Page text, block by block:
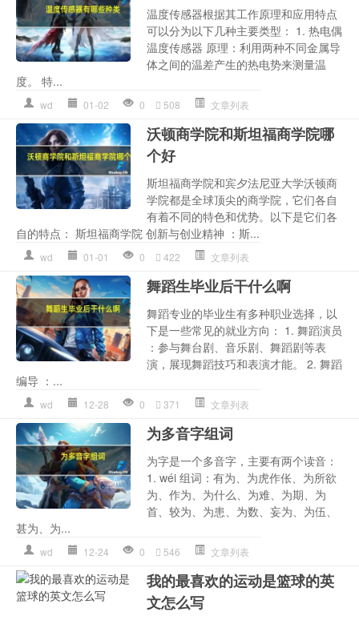
温度传感器根据其工作原理和应用特点
可以分为以下几种主要类型： 1. 热电偶
温度传感器 原理：利用两种不同金属导
体之间的温差产生的热电势来测量温
度。 特...
wd 01-02 0 508 文章列表
沃顿商学院和斯坦福商学院哪
个好
斯坦福商学院和宾夕法尼亚大学沃顿商
学院都是全球顶尖的商学院，它们各自
有着不同的特色和优势。以下是它们各
自的特点： 斯坦福商学院 创新与创业精神 ：斯...
wd 01-01 0 422 文章列表
舞蹈生毕业后干什么啊
舞蹈专业的毕业生有多种职业选择，以
下是一些常见的就业方向： 1. 舞蹈演员
：参与舞台剧、音乐剧、舞蹈剧等表
演，展现舞蹈技巧和表演才能。 2. 舞蹈
编导 ：...
wd 12-28 0 371 文章列表
为多音字组词
为字是一个多音字，主要有两个读音：
1. wéi 组词：有为、为虎作伥、为所欲
为、作为、为什么、为难、为期、为
首、较为、为患、为数、妄为、为伍、
甚为、为...
wd 12-24 0 546 文章列表
我的最喜欢的运动是篮球的英
文怎么写